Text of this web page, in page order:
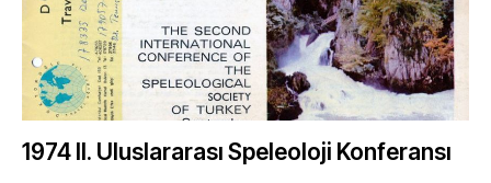
1974 II. Uluslararası Speleoloji Konferansı